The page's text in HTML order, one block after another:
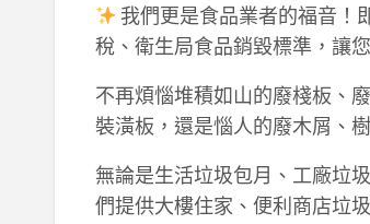
我們更是食品業者的福音！
稅、衛生局食品銷毀標準，讓
不再煩惱堆積如山的廢棧板、
裝潢板，還是惱人的廢木屑、
無論是生活垃圾包月、工廠垃
們提供大樓住家、便利商店垃